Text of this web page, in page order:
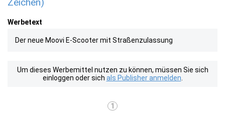
Werbetext
Der neue Moovi E-Scooter mit Straßenzulassung
Um dieses Werbemittel nutzen zu können, müssen Sie sich
einloggen oder sich als Publisher anmelden
1